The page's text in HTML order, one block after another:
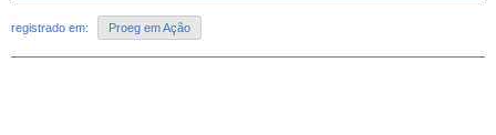
registrado em: Proeg em Ação